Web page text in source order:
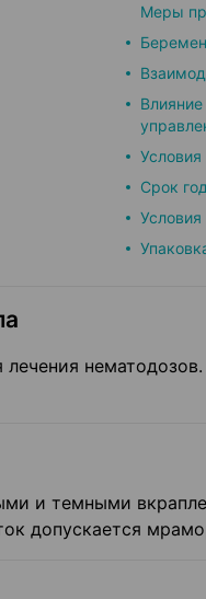
Меры
Условия
Срок
Условия
и темными
допускается